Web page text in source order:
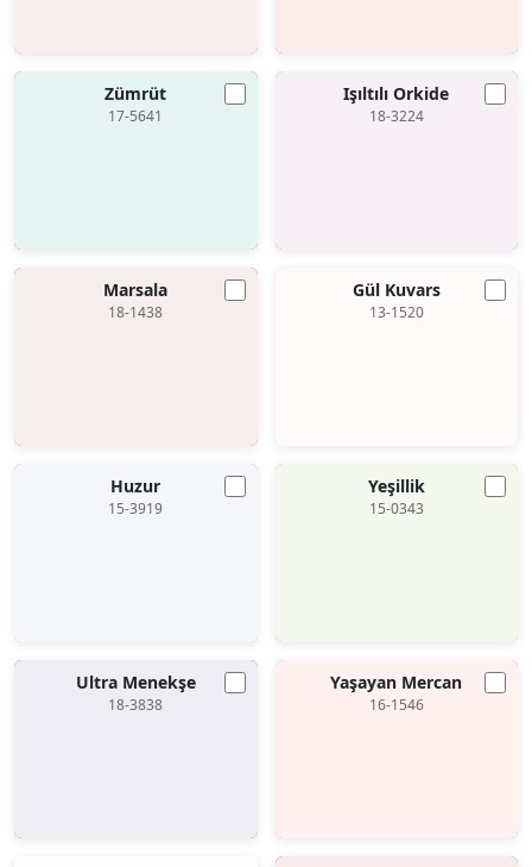
Zümrüt
17-5641
Işıltılı Orkide
18-3224
Marsala
18-1438
Gül Kuvars
13-1520
Huzur
15-3919
Yeşillik
15-0343
Ultra Menekşe
18-3838
Yaşayan Mercan
16-1546